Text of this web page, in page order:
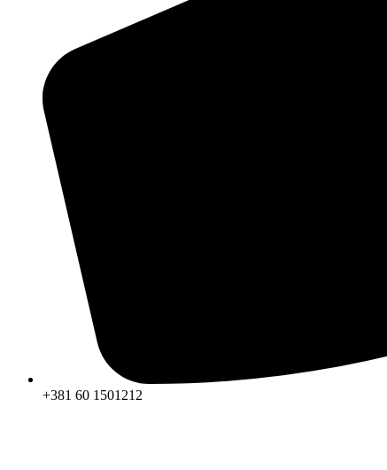
+381 60 1501212